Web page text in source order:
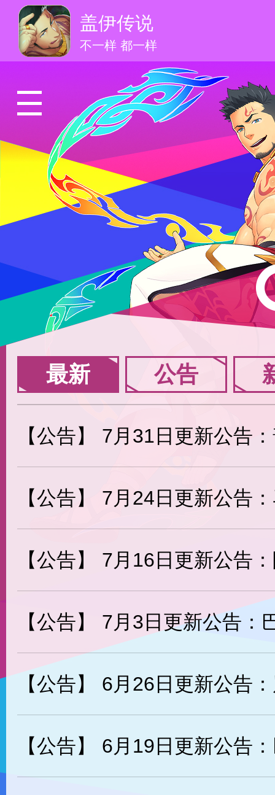
盖伊传说
不一样 都一样
最新 公告
【公告】 7月31日更新公告：普利
【公告】 7月24日更新公告：马库
【公告】 7月16日更新公告：阿力
【公告】 7月3日更新公告：巴图尔返
【公告】 6月26日更新公告：岚-心
【公告】 6月19日更新公告：巨人